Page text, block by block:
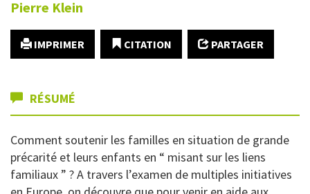
Pierre Klein
IMPRIMER CITATION PARTAGER
RÉSUMÉ
Comment soutenir les familles en situation de grande
précarité et leurs enfants en “ misant sur les liens
familiaux ” ? A travers l’examen de multiples initiatives